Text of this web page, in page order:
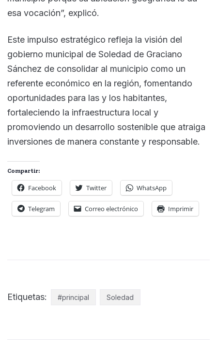
esa vocación”, explicó.
Este impulso estratégico refleja la visión del
gobierno municipal de Soledad de Graciano
Sánchez de consolidar al municipio como un
referente económico en la región, fomentando
oportunidades para las y los habitantes,
fortaleciendo la infraestructura local y
promoviendo un desarrollo sostenible que atraiga
inversiones de manera constante y responsable.
Compartir:
Facebook Twitter WhatsApp
Telegram Correo electrónico Imprimir
Etiquetas: #principal Soledad